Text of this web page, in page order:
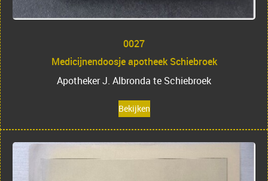
0027
Medicijnendoosje apotheek Schiebroek
Apotheker J. Albronda te Schiebroek
Bekijken